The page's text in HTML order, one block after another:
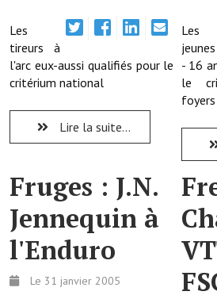
ACCÈS RAPIDE
Démarches administratives
Projets et travaux en cours
Numéros d'urgence
Terrains et maisons à vendre
VOTRE MAIRIE
Elus et agents
Les
tireurs à
l'arc eux-aussi qualifiés pour le
critérium national
Lire la suite...
Les
- 16
le
Fruges : J.N.
Jennequin à
l'Enduro
Le 31 janvier 2005